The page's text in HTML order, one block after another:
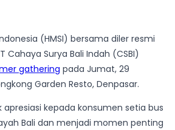
(HMSI) bersama diler resmi
Cahaya Surya Bali Indah (CSBI)
gathering pada Jumat, 29
Garden Resto, Denpasar.
kepada konsumen setia bus
Bali dan menjadi momen penting